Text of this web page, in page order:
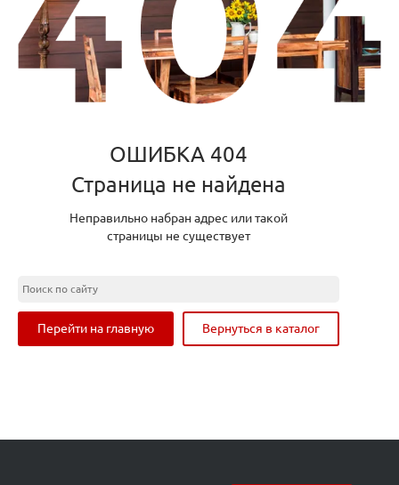
ОШИБКА 404
Страница не найдена
Неправильно набран адрес или такой
страницы не существует
Перейти на главную Вернуться в каталог